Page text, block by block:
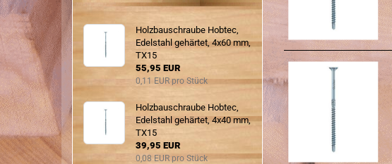
Holz­bau­schrau­be Hob­tec,
Edel­stahl ge­här­tet, 4x60 mm,
TX15
55,95 EUR
0,11 EUR pro Stück
Holz­bau­schrau­be Hob­tec,
Edel­stahl ge­här­tet, 4x40 mm,
TX15
39,95 EUR
0,08 EUR pro Stück